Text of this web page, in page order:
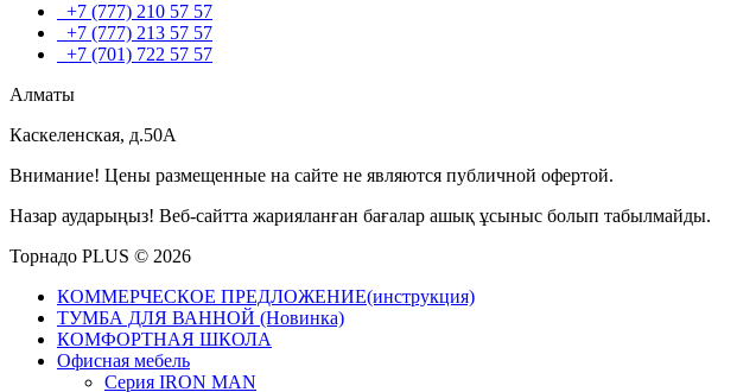
+7 (777) 210 57 57
+7 (777) 213 57 57
+7 (701) 722 57 57
Алматы
Каскеленская, д.50А
Внимание! Цены размещенные на сайте не являются публичной офертой.
Назар аударыңыз! Веб-сайтта жарияланған бағалар ашық ұсыныс болып табылмайды.
Торнадо PLUS © 2026
КОММЕРЧЕСКОЕ ПРЕДЛОЖЕНИЕ(инструкция)
ТУМБА ДЛЯ ВАННОЙ (Новинка)
КОМФОРТНАЯ ШКОЛА
Офисная мебель
Серия IRON MAN